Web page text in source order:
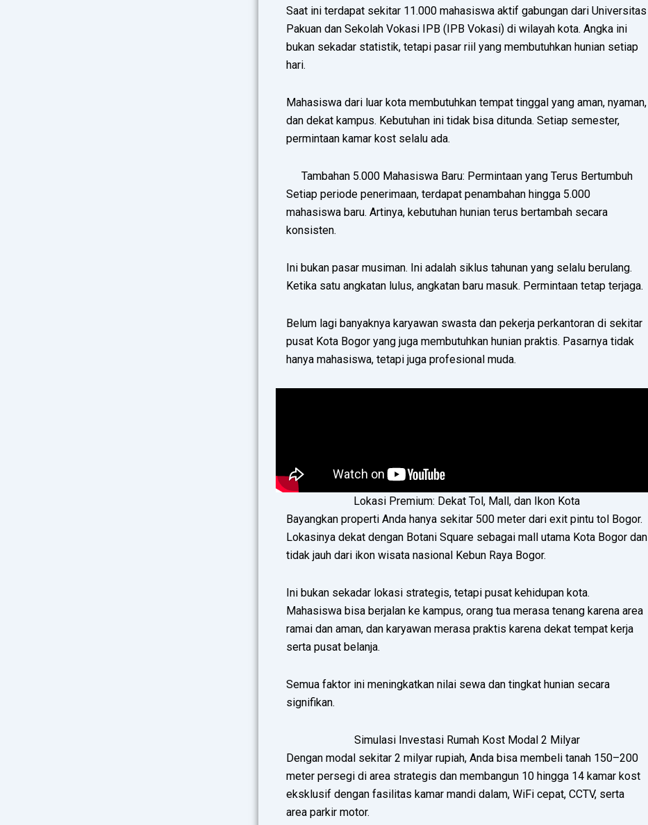
Saat ini terdapat sekitar 11.000 mahasiswa aktif gabungan dari Universitas
Pakuan dan Sekolah Vokasi IPB (IPB Vokasi) di wilayah kota. Angka ini
bukan sekadar statistik, tetapi pasar riil yang membutuhkan hunian setiap
hari.
Mahasiswa dari luar kota membutuhkan tempat tinggal yang aman, nyaman,
dan dekat kampus. Kebutuhan ini tidak bisa ditunda. Setiap semester,
permintaan kamar kost selalu ada.
Tambahan 5.000 Mahasiswa Baru: Permintaan yang Terus Bertumbuh
Setiap periode penerimaan, terdapat penambahan hingga 5.000
mahasiswa baru. Artinya, kebutuhan hunian terus bertambah secara
konsisten.
Ini bukan pasar musiman. Ini adalah siklus tahunan yang selalu berulang.
Ketika satu angkatan lulus, angkatan baru masuk. Permintaan tetap terjaga.
Belum lagi banyaknya karyawan swasta dan pekerja perkantoran di sekitar
pusat Kota Bogor yang juga membutuhkan hunian praktis. Pasarnya tidak
hanya mahasiswa, tetapi juga profesional muda.
Lokasi Premium: Dekat Tol, Mall, dan Ikon Kota
Bayangkan properti Anda hanya sekitar 500 meter dari exit pintu tol Bogor.
Lokasinya dekat dengan Botani Square sebagai mall utama Kota Bogor dan
tidak jauh dari ikon wisata nasional Kebun Raya Bogor.
Ini bukan sekadar lokasi strategis, tetapi pusat kehidupan kota.
Mahasiswa bisa berjalan ke kampus, orang tua merasa tenang karena area
ramai dan aman, dan karyawan merasa praktis karena dekat tempat kerja
serta pusat belanja.
Semua faktor ini meningkatkan nilai sewa dan tingkat hunian secara
signifikan.
Simulasi Investasi Rumah Kost Modal 2 Milyar
Dengan modal sekitar 2 milyar rupiah, Anda bisa membeli tanah 150–200
meter persegi di area strategis dan membangun 10 hingga 14 kamar kost
eksklusif dengan fasilitas kamar mandi dalam, WiFi cepat, CCTV, serta
area parkir motor.